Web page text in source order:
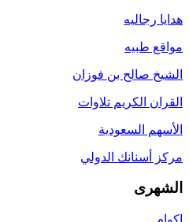
هدايا رجاليه
مواقع طبيه
الشيخ صالح بن فوزان
القران الكريم تلاوات
الأسهم السعودية
مركز أسنانك الدولي
الشهرى
اكوام